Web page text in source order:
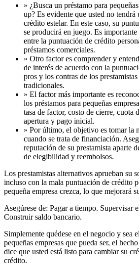
» ¿Busca un préstamo para
up? Es evidente que usted no tendrá
crédito estelar. En este caso, su
se producirá en juego. Es
entre la puntuación de crédito
préstamos comerciales.
» Otro factor es comprender y
de interés de acuerdo con la
pros y los contras de los
tradicionales.
» El factor más importante es
los préstamos para pequeñas
tasa de factor, costo de cierre, cuota
apertura y pago inicial.
» Por último, el objetivo es tomar la
cuando se trata de financiación.
reputación de su prestamista aparte
de elegibilidad y reembolsos.
Los prestamistas alternativos aprueban su
incluso con la mala puntuación de crédito
pequeña empresa crezca, lo que mejorará
Asegúrese de: Pagar a tiempo. Supervisar
Construir saldo bancario.
Simplemente quédese en el negocio y sea
pequeñas empresas que pueda ser, el
dice que usted está listo para cambiar su
crédito.